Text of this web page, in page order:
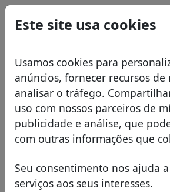
Este site usa cookies
Usamos cookies para
anúncios, fornecer recursos de
analisar o tráfego.
uso com nossos parceiros de
publicidade e análise, que
com outras informações que
Seu consentimento nos ajuda
serviços aos seus interesses.
Domínios
Banco de dados de
domínios africanos
domínios asiáticos
Lista de preços
Descontos
Pesquisar
Serviços
USD
EUR
GBP
Español
Français
Italiano
Română
Eesti